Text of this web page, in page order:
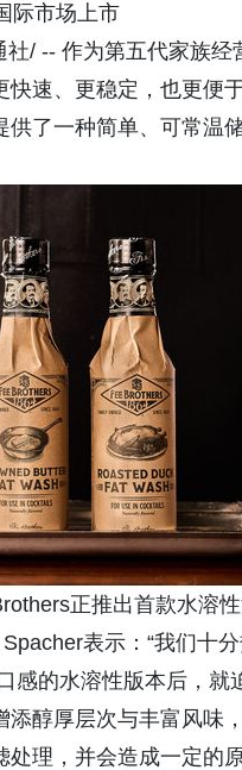
际市场上市
/ -- 作为第五代家族
速、更稳定，也更便
了一种简单、可常温
正推出首款水溶性
表示：“我们十
感的水溶性版本后，就
醇厚层次与丰富风味
理，并会造成一定的